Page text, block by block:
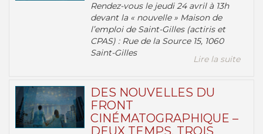
Rendez-vous le jeudi 24 avril à 13h
devant la « nouvelle » Maison de
l’emploi de Saint-Gilles (actiris et
CPAS) : Rue de la Source 15, 1060
Saint-Gilles
Lire la suite
DES NOUVELLES DU
FRONT
CINÉMATOGRAPHIQUE –
DEUX TEMPS, TROIS